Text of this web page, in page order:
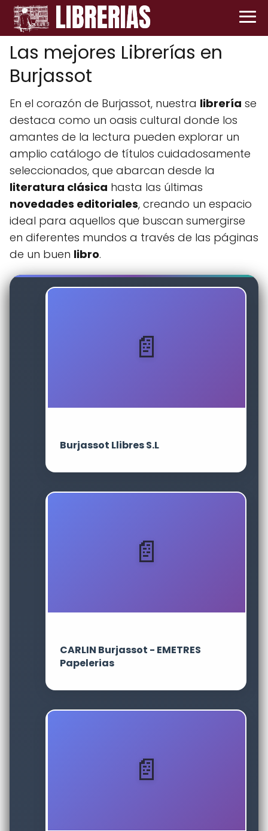
Las mejores Librerías en
Burjassot
En el corazón de Burjassot, nuestra librería se
destaca como un oasis cultural donde los
amantes de la lectura pueden explorar un
amplio catálogo de títulos cuidadosamente
seleccionados, que abarcan desde la
literatura clásica hasta las últimas
novedades editoriales, creando un espacio
ideal para aquellos que buscan sumergirse
en diferentes mundos a través de las páginas
de un buen libro.
Burjassot Llibres S.L
CARLIN Burjassot - EMETRES
Papelerias